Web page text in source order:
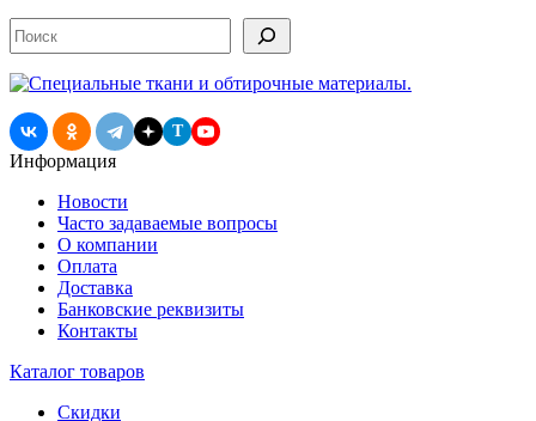
Поиск
T
Информация
Новости
Часто задаваемые вопросы
О компании
Оплата
Доставка
Банковские реквизиты
Контакты
Каталог товаров
Скидки